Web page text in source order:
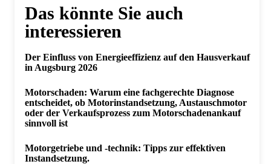
Das könnte Sie auch
interessieren
Der Einfluss von Energieeffizienz auf den Hausverkauf
in Augsburg 2026
Motorschaden: Warum eine fachgerechte Diagnose
entscheidet, ob Motorinstandsetzung, Austauschmotor
oder der Verkaufsprozess zum Motorschadenankauf
sinnvoll ist
Motorgetriebe und -technik: Tipps zur effektiven
Instandsetzung.